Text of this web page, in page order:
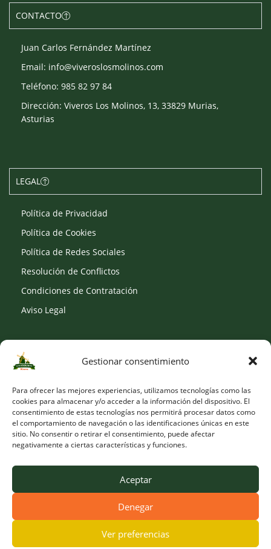
Gestionar consentimiento
Para ofrecer las mejores experiencias, utilizamos tecnologías como las
cookies para almacenar y/o acceder a la información del dispositivo. El
consentimiento de estas tecnologías nos permitirá procesar datos como
el comportamiento de navegación o las identificaciones únicas en este
sitio. No consentir o retirar el consentimiento, puede afectar
negativamente a ciertas características y funciones.
Aceptar
Denegar
Ver preferencias
CONTACTO
Juan Carlos Fernández Martínez
Email: info@viveroslosmolinos.com
Teléfono: 985 82 97 84
Dirección: Viveros Los Molinos, 13, 33829 Murias,
Asturias
LEGAL
Política de Privacidad
Política de Cookies
Política de Redes Sociales
Resolución de Conflictos
Condiciones de Contratación
Aviso Legal
SOCIAL
© Copyright 2026 Viveros Los Molinos |
Developed by Obelisk